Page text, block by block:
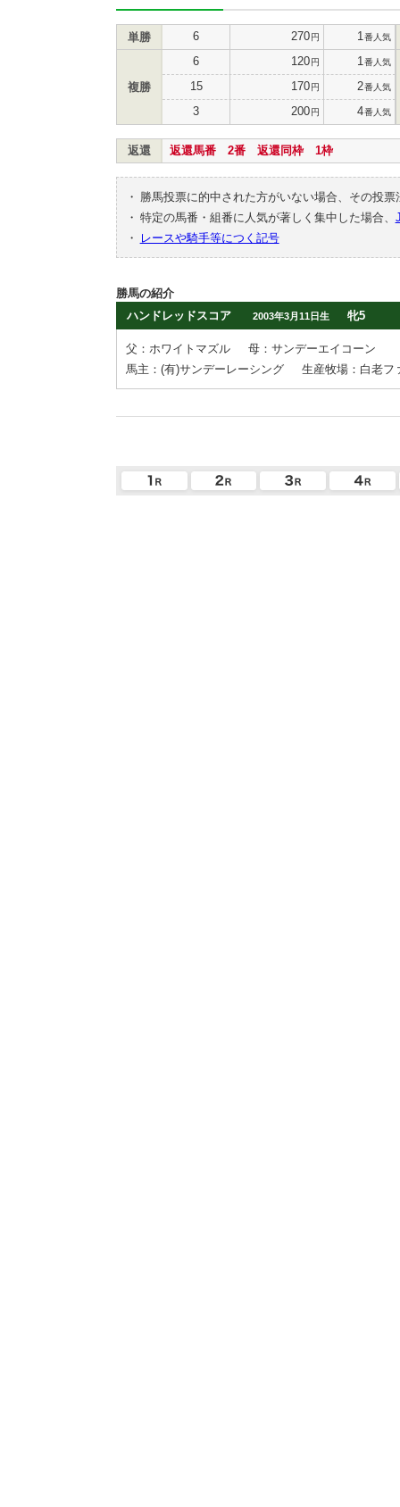
単勝 6 270円 1 番人気
複勝
6 120円 1 番人気
15 170円 2番人気
3 200円 4番人気
返還 返還馬番 2番 返還同枠 1枠
・
勝馬投票に的中された方がいない場合、その投
・ 特定の馬番・組番に人気が著しく集中した場合、
・
レースや騎手等につく記号
勝馬の紹介
ハンドレッドスコア
2003年3月11日生 牝5
父：ホワイトマズル
母：サンデーエイコーン
馬主：(有)サンデーレーシング
生産牧場：白老フ